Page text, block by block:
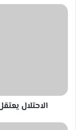
الاحتلال
الاحتلال
احساس